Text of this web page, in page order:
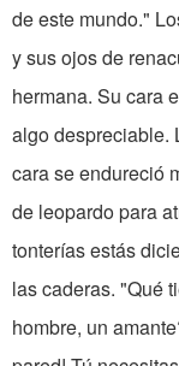
de este mundo."
y sus ojos de
hermana. Su cara
algo despreciable.
cara se endureció
de leopardo para
tonterías estás
las caderas. "Qué
hombre, un